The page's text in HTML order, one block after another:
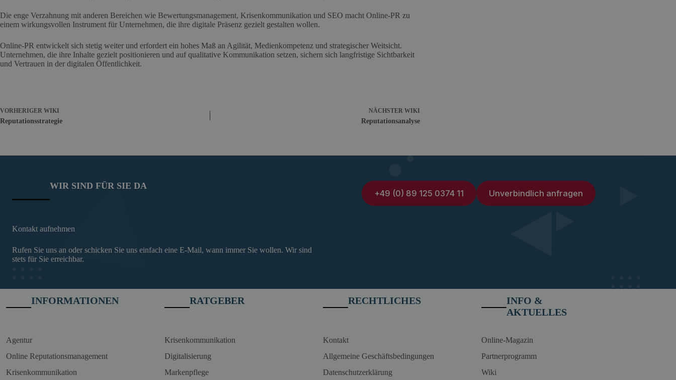
Die enge Verzahnung mit anderen Bereichen wie Bewertungsmanagement, Krisenkommunikation und SEO macht Online-PR zu
einem wirkungsvollen Instrument für Unternehmen, die ihre digitale Präsenz gezielt gestalten wollen.
Online-PR entwickelt sich stetig weiter und erfordert ein hohes Maß an Agilität, Medienkompetenz und strategischer Weitsicht.
Unternehmen, die ihre Inhalte gezielt positionieren und auf qualitative Kommunikation setzen, sichern sich langfristige Sichtbarkeit
und Vertrauen in der digitalen Öffentlichkeit.
VORHERIGER WIKI
Reputationsstrategie
NÄCHSTER WIKI
Reputationsanalyse
WIR SIND FÜR SIE DA
Kontakt aufnehmen
Rufen Sie uns an oder schicken Sie uns einfach eine E-Mail, wann immer Sie wollen. Wir sind
stets für Sie erreichbar.
+49 (0) 89 125 0374 11 Unverbindlich anfragen
INFORMATIONEN
Agentur
Online Reputationsmanagement
Krisenkommunikation
RATGEBER
Krisenkommunikation
Digitalisierung
Markenpflege
RECHTLICHES
Kontakt
Allgemeine Geschäftsbedingungen
Datenschutzerklärung
INFO &
AKTUELLES
Online-Magazin
Partnerprogramm
Wiki